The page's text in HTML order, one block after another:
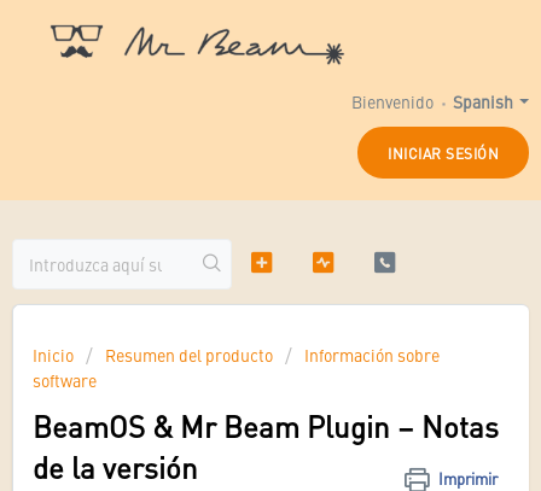
Spanish
Bienvenido
INICIAR SESIÓN
Inicio Resumen del producto
Información sobre
software
BeamOS & Mr Beam Plugin – Notas
de la versión
Imprimir